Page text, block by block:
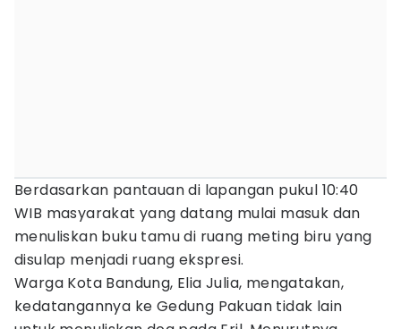
Berdasarkan pantauan di lapangan pukul 10:40
WIB masyarakat yang datang mulai masuk dan
menuliskan buku tamu di ruang meting biru yang
disulap menjadi ruang ekspresi.
Warga Kota Bandung, Elia Julia, mengatakan,
kedatangannya ke Gedung Pakuan tidak lain